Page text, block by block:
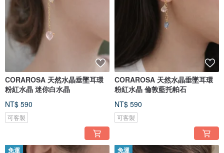
CORAROSA 天然水晶垂墜耳環
粉紅水晶 迷你白水晶
NT$ 590
可客製
CORAROSA 天然水晶垂墜耳環
粉紅水晶 倫敦藍托帕石
NT$ 590
可客製
免運 免運